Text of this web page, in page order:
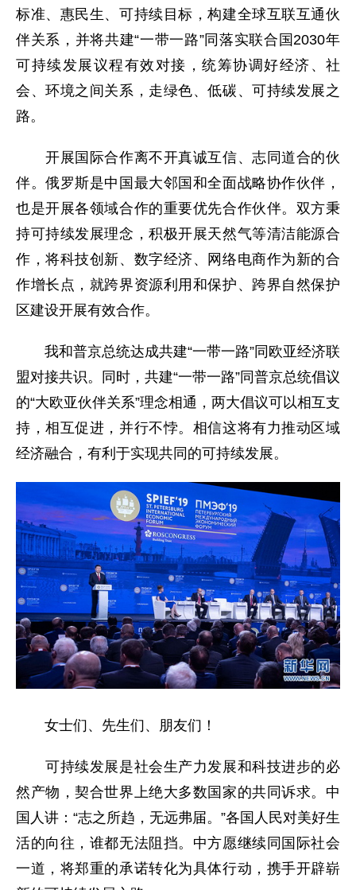
标准、惠民生、可持续目标，构建全球互联互通伙
伴关系，并将共建“一带一路”同落实联合国2030年
可持续发展议程有效对接，统筹协调好经济、社
会、环境之间关系，走绿色、低碳、可持续发展之
路。
开展国际合作离不开真诚互信、志同道合的伙
伴。俄罗斯是中国最大邻国和全面战略协作伙伴，
也是开展各领域合作的重要优先合作伙伴。双方秉
持可持续发展理念，积极开展天然气等清洁能源合
作，将科技创新、数字经济、网络电商作为新的合
作增长点，就跨界资源利用和保护、跨界自然保护
区建设开展有效合作。
我和普京总统达成共建“一带一路”同欧亚经济联
盟对接共识。同时，共建“一带一路”同普京总统倡议
的“大欧亚伙伴关系”理念相通，两大倡议可以相互支
持，相互促进，并行不悖。相信这将有力推动区域
经济融合，有利于实现共同的可持续发展。
女士们、先生们、朋友们！
可持续发展是社会生产力发展和科技进步的必
然产物，契合世界上绝大多数国家的共同诉求。中
国人讲：“志之所趋，无远弗届。”各国人民对美好生
活的向往，谁都无法阻挡。中方愿继续同国际社会
一道，将郑重的承诺转化为具体行动，携手开辟崭